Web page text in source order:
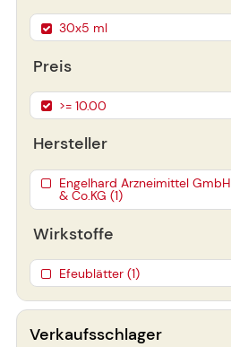
30x5 ml
Preis
>= 10.00
Hersteller
Engelhard Arzneimittel GmbH
& Co.KG (1)
Wirkstoffe
Efeublätter (1)
Verkaufsschlager